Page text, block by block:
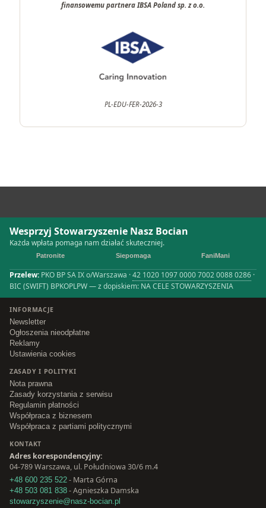
finansowemu partnera IBSA Poland sp. z o.o.
PL-EDU-FER-2026-3
Wesprzyj Stowarzyszenie Nasz Bocian
Każda wpłata pomaga nam działać skuteczniej.
Patronite Siepomaga FaniMani
Przelew: PKO BP SA IX o/Warszawa ·42 1020 1097 0000 7002 0088 0286 ·
BIC (SWIFT) BPKOPLPW — z dopiskiem: NA CELE STOWARZYSZENIA
INFORMACJE
Newsletter
Ogłoszenia nieodpłatne
Reklamy
Ustawienia cookies
ZASADY I POLITYKI
Nota prawna
Zasady korzystania z serwisu
Regulamin płatności
Współpraca z biznesem
Współpraca z partiami politycznymi
KONTAKT
Adres korespondencyjny:
04-789 Warszawa, ul. Południowa 30/6 m.4
+48 600 235 522 - Marta Górna
+48 503 081 838 - Agnieszka Damska
stowarzyszenie@nasz-bocian.pl